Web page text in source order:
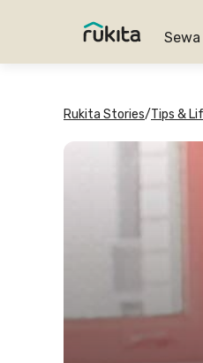
Sewa
Rukita Stories/Tips &